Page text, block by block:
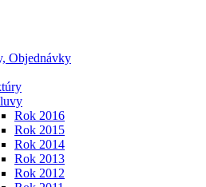
Objednávky
Rok 2016
Rok 2015
Rok 2014
Rok 2013
Rok 2012